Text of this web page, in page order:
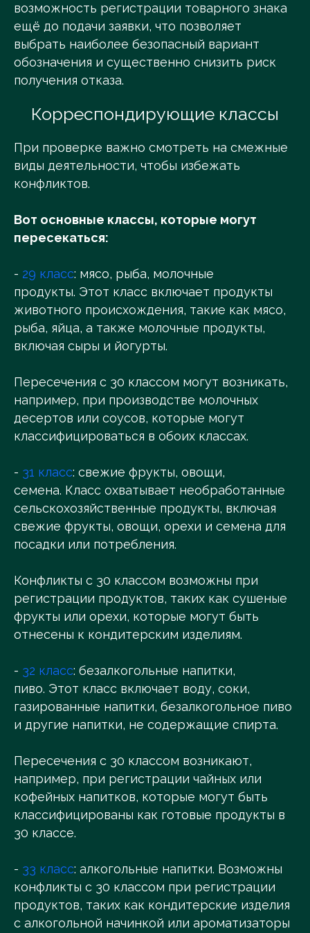
возможность регистрации товарного знака
ещё до подачи заявки, что позволяет
выбрать наиболее безопасный вариант
обозначения и существенно снизить риск
получения отказа.
Корреспондирующие классы
При проверке важно смотреть на смежные
виды деятельности, чтобы избежать
конфликтов.
Вот основные классы, которые могут
пересекаться:
- 29 класс: мясо, рыба, молочные
продукты. Этот класс включает продукты
животного происхождения, такие как мясо,
рыба, яйца, а также молочные продукты,
включая сыры и йогурты.
Пересечения с 30 классом могут возникать,
например, при производстве молочных
десертов или соусов, которые могут
классифицироваться в обоих классах.
- 31 класс: свежие фрукты, овощи,
семена. Класс охватывает необработанные
сельскохозяйственные продукты, включая
свежие фрукты, овощи, орехи и семена для
посадки или потребления.
Конфликты с 30 классом возможны при
регистрации продуктов, таких как сушеные
фрукты или орехи, которые могут быть
отнесены к кондитерским изделиям.
- 32 класс: безалкогольные напитки,
пиво. Этот класс включает воду, соки,
газированные напитки, безалкогольное пиво
и другие напитки, не содержащие спирта.
Пересечения с 30 классом возникают,
например, при регистрации чайных или
кофейных напитков, которые могут быть
классифицированы как готовые продукты в
30 классе.
- 33 класс: алкогольные напитки. Возможны
конфликты с 30 классом при регистрации
продуктов, таких как кондитерские изделия
с алкогольной начинкой или ароматизаторы